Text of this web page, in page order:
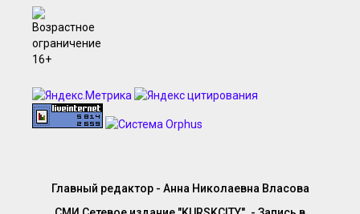
Главный редактор - Анна Николаевна Власова